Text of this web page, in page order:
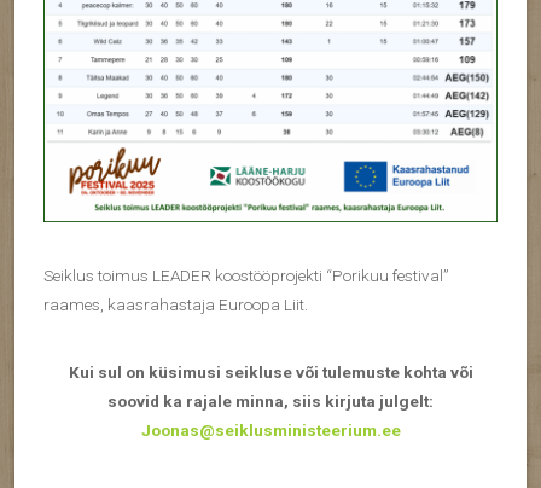
Seiklus toimus LEADER koostööprojekti “Porikuu festival”
raames, kaasrahastaja Euroopa Liit.
Kui sul on küsimusi seikluse või tulemuste kohta või
soovid ka rajale minna, siis kirjuta julgelt:
Joonas@seiklusministeerium.ee